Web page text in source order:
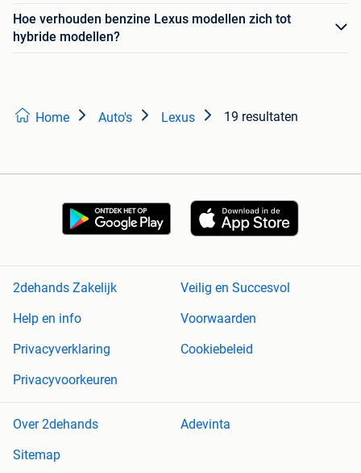
Hoe verhouden benzine Lexus modellen zich tot
hybride modellen?
Home Auto's Lexus 19 resultaten
2dehands Zakelijk
Veilig en Succesvol
Help en info
Voorwaarden
Privacyverklaring
Cookiebeleid
Privacyvoorkeuren
Over 2dehands
Adevinta
Sitemap